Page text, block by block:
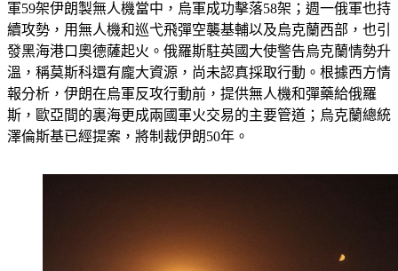
軍59架伊朗製無人機當中，烏軍成功擊落58架；週一俄軍也持
續攻勢，用無人機和巡弋飛彈空襲基輔以及烏克蘭西部，也引
發黑海港口奧德薩起火。俄羅斯駐英國大使警告烏克蘭情勢升
溫，稱莫斯科還有龐大資源，尚未認真採取行動。根據西方情
報分析，伊朗在烏軍反攻行動前，提供無人機和彈藥給俄羅
斯，歐亞間的裏海更成兩國軍火交易的主要管道；烏克蘭總統
澤倫斯基已經提案，將制裁伊朗50年。